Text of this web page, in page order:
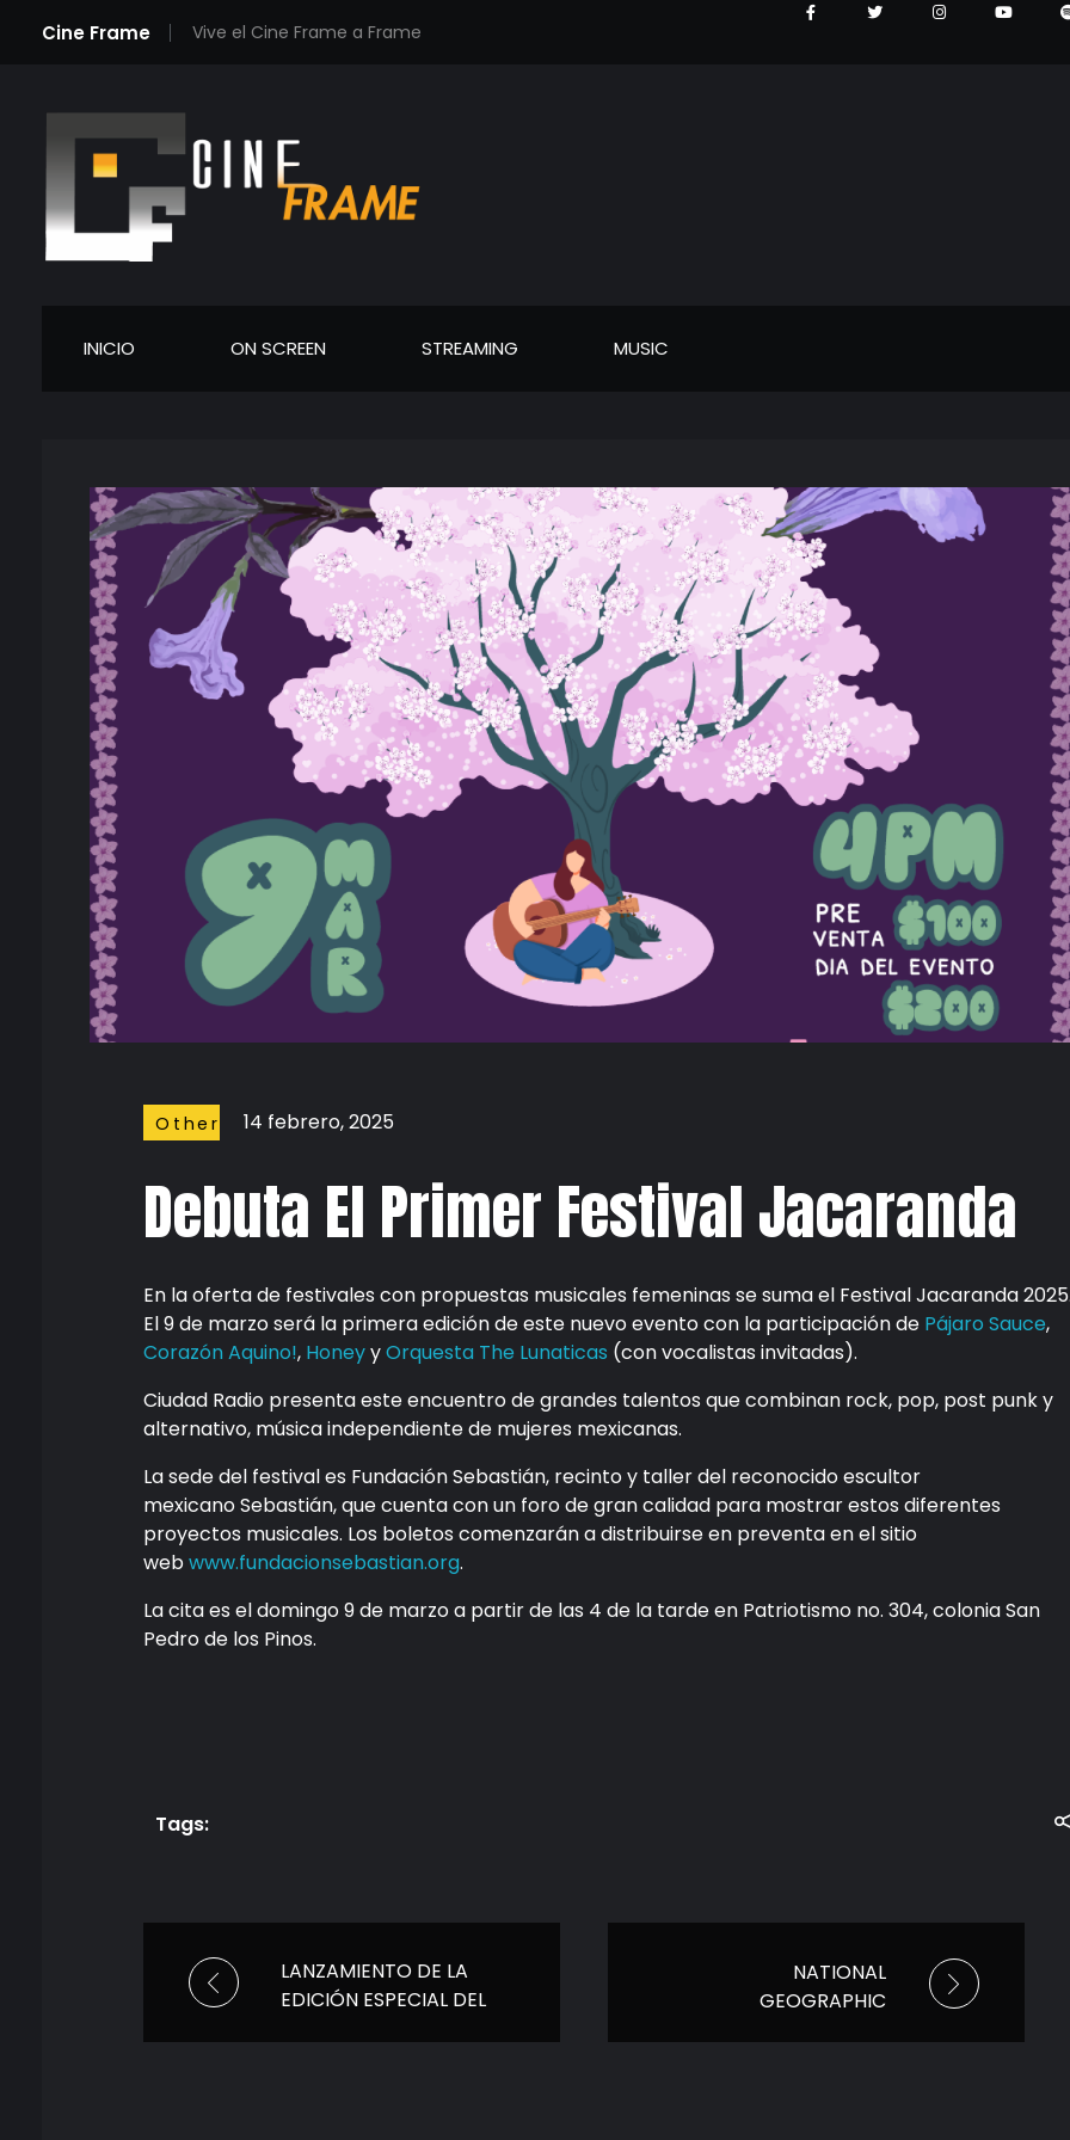
Cine Frame Vive el Cine Frame a Frame
INICIO ON SCREEN STREAMING MUSIC
Debuta El Primer Festival Jacaranda
14 febrero, 2025
Other
En la oferta de festivales con propuestas musicales femeninas se suma el Festival Jacaranda
El 9 de marzo será la primera edición de este nuevo evento con la participación de Pájaro Sauce,
Corazón Aquino!, HoneyyOrquesta The Lunaticas (con vocalistas invitadas).
Ciudad Radio presenta este encuentro de grandes talentos que combinan rock, pop, post punk y
alternativo, música independiente de mujeres mexicanas.
La sede del festival es Fundación Sebastián, recinto y taller del reconocido escultor
mexicano Sebastián, que cuenta con un foro de gran calidad para mostrar estos diferentes
proyectos musicales. Los boletos comenzarán a distribuirse en preventa en el sitio
webwww.fundacionsebastian.org.
La cita es el domingo 9 de marzo a partir de las 4 de la tarde en Patriotismo no. 304, colonia San
Pedro de los Pinos.
Tags:
LANZAMIENTO DE LA
EDICIÓN ESPECIAL DEL
NATIONAL
GEOGRAPHIC